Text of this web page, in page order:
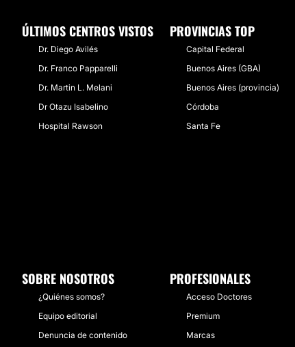
ÚLTIMOS CENTROS VISTOS
Dr. Diego Avilés
Dr. Franco Papparelli
Dr. Martin L. Melani
Dr Otazu Isabelino
Hospital Rawson
PROVINCIAS TOP
Capital Federal
Buenos Aires (GBA)
Buenos Aires (provincia)
Córdoba
Santa Fe
SOBRE NOSOTROS
¿Quiénes somos?
Equipo editorial
Denuncia de contenido
PROFESIONALES
Acceso Doctores
Premium
Marcas